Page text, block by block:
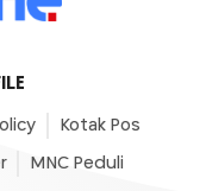
Kotak Pos
MNC Peduli